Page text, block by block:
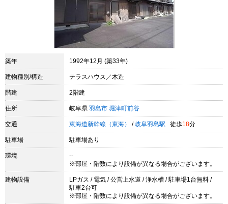
築年 1992年12月 (築33年)
建物種別/構造 テラスハウス／木造
階建 2階建
住所 岐阜県 羽島市 堀津町前谷
交通 東海道新幹線（東海） / 岐阜羽島駅 徒歩18分
駐車場 駐車場あり
環境
--
※部屋・階数により設備が異なる場合がございます。
建物設備
LPガス / 電気 / 公営上水道 / 浄水槽 / 駐車場1台無料 /
駐車2台可
※部屋・階数により設備が異なる場合がございます。